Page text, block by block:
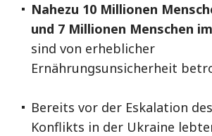
Nahezu 10 Millionen
und 7 Millionen Menschen
sind von erheblicher
Ernährungsunsicherheit
Bereits vor der Eskalation
Konflikts in der Ukraine